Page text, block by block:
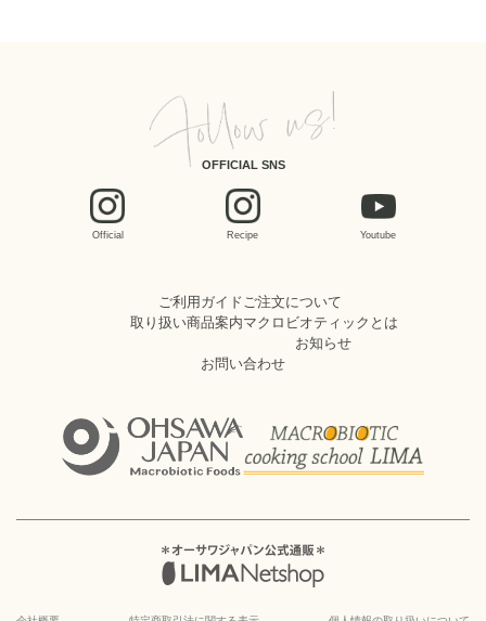
OFFICIAL SNS
Official Recipe Youtube
ご利用ガイドご注文について
取り扱い商品案内マクロビオティックとは
お知らせ
お問い合わせ